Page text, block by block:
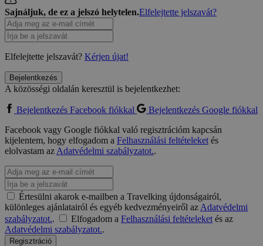
Sajnáljuk, de ez a jelszó helytelen.Elfelejtette jelszavát?
Elfelejtette jelszavát? Kérjen újat!
Bejelentkezés
A közösségi oldalán keresztül is bejelentkezhet:
Bejelentkezés Facebook fiókkal
Bejelentkezés Google fiókkal
Facebook vagy Google fiókkal való regisztrációm kapcsán
kijelentem, hogy elfogadom a Felhasználási feltételeketés
elolvastam azAdatvédelmi szabályzatot..
Értesülni akarok e-mailben a Travelking újdonságairól,
különleges ajánlatairól és egyéb kedvezményeiről azAdatvédelmi
szabályzatot.. Elfogadom a Felhasználási feltételeketés az
Adatvédelmi szabályzatot..
Regisztráció